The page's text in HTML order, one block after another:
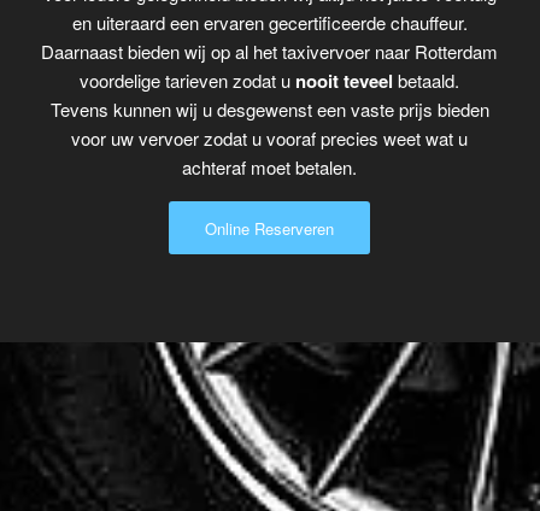
en uiteraard een ervaren gecertificeerde chauffeur.
Daarnaast bieden wij op al het taxivervoer naar Rotterdam
voordelige tarieven zodat u nooit teveel betaald.
Tevens kunnen wij u desgewenst een vaste prijs bieden
voor uw vervoer zodat u vooraf precies weet wat u
achteraf moet betalen.
Online Reserveren